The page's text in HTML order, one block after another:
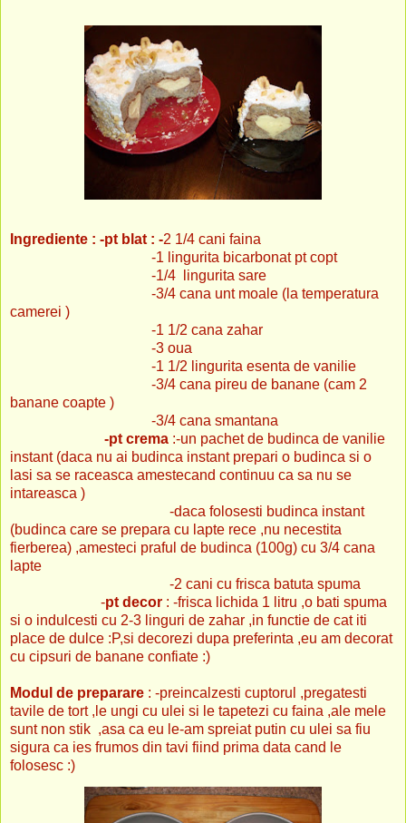
Ingrediente : -pt blat : -2 1/4 cani faina
-1 lingurita bicarbonat pt copt
-1/4 lingurita sare
-3/4 cana unt moale (la temperatura
camerei )
-1 1/2 cana zahar
-3 oua
-1 1/2 lingurita esenta de vanilie
-3/4 cana pireu de banane (cam 2
banane coapte )
-3/4 cana smantana
-pt crema :-un pachet de budinca de vanilie
instant (daca nu ai budinca instant prepari o budinca si o
lasi sa se raceasca amestecand continuu ca sa nu se
intareasca )
-daca folosesti budinca instant
(budinca care se prepara cu lapte rece ,nu necestita
fierberea) ,amesteci praful de budinca (100g) cu 3/4 cana
lapte
-2 cani cu frisca batuta spuma
-pt decor : -frisca lichida 1 litru ,o bati spuma
si o indulcesti cu 2-3 linguri de zahar ,in functie de cat iti
place de dulce :P,si decorezi dupa preferinta ,eu am decorat
cu cipsuri de banane confiate :)
Modul de preparare : -preincalzesti cuptorul ,pregatesti
tavile de tort ,le ungi cu ulei si le tapetezi cu faina ,ale mele
sunt non stik ,asa ca eu le-am spreiat putin cu ulei sa fiu
sigura ca ies frumos din tavi fiind prima data cand le
folosesc :)